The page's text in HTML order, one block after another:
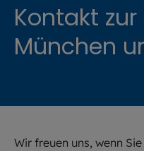
Kontakt zur
München
Wir freuen uns, wenn